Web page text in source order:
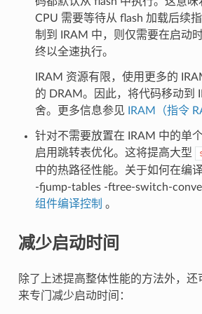
CPU 需要等待从 flash 加载后续
制到 IRAM 中，则仅需要在启动
终以全速执行。
IRAM 资源有限，使用更多的
的 DRAM。因此，将代码移动到
舍。更多信息参见
IRAM（指令
针对不需要放置在 IRAM 中的单
启用跳转表优化。这将提高大型
中的热路径性能。关于如何在编
-fjump-tables -ftree-switch-
组件编译控制 。
减少启动时间
除了上述提高整体性能的方法外，还
来专门减少启动时间：